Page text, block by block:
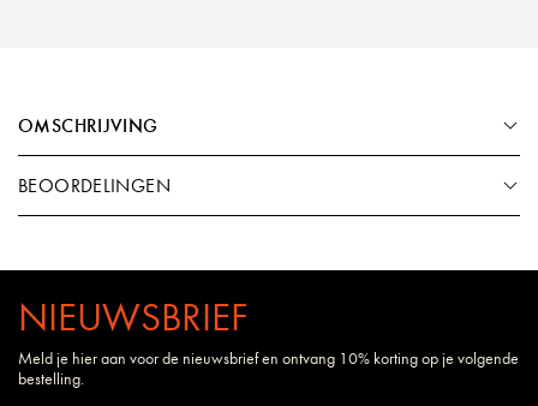
OMSCHRIJVING
BEOORDELINGEN
NIEUWSBRIEF
Meld je hier aan voor de nieuwsbrief en ontvang 10% korting op je volgende
bestelling.